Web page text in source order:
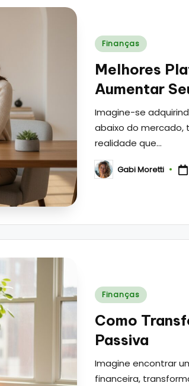
Posted
Finanças
Melhores
Aumentar
Imagine-se
abaixo do mercado,
realidade que…
Posted
by
Gabi Moretti
Posted
Finanças
Como
Passiva
Imagine encontrar
financeira,